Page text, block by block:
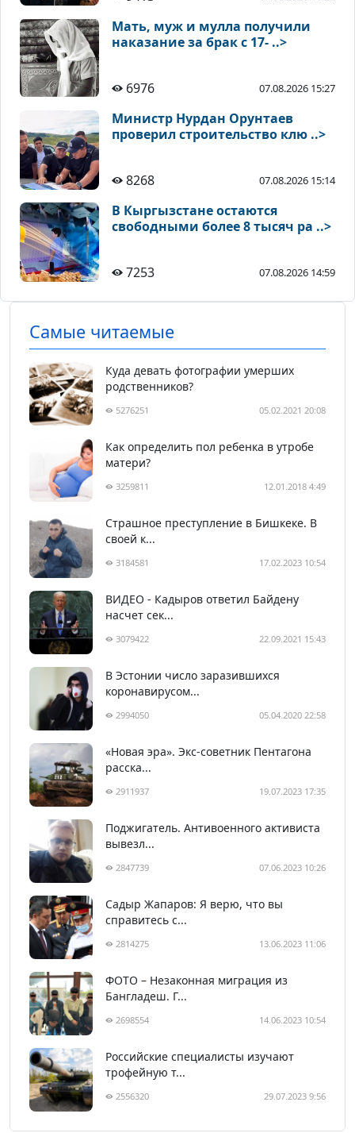
Мать, муж и мулла получили
наказание за брак с 17- ..>
6976 07.08.2026 15:27
Министр Нурдан Орунтаев
проверил строительство клю ..>
8268 07.08.2026 15:14
В Кыргызстане остаются
свободными более 8 тысяч ра ..>
7253 07.08.2026 14:59
Самые читаемые
Куда девать фотографии умерших
родственников?
5276251 05.02.2021 20:08
Как определить пол ребенка в утробе
матери?
3259811 12.01.2018 4:49
Страшное преступление в Бишкеке. В
своей к...
3184581 17.02.2023 10:54
ВИДЕО - Кадыров ответил Байдену
насчет сек...
3079422 22.09.2021 15:43
В Эстонии число заразившихся
коронавирусом...
2994050 05.04.2020 22:58
«Новая эра». Экс-советник Пентагона
расска...
2911937 19.07.2023 17:35
Поджигатель. Антивоенного активиста
вывезл...
2847739 07.06.2023 10:26
Садыр Жапаров: Я верю, что вы
справитесь с...
2814275 13.06.2023 11:06
ФОТО – Незаконная миграция из
Бангладеш. Г...
2698554 14.06.2023 10:54
Российские специалисты изучают
трофейную т...
2556320 29.07.2023 9:56